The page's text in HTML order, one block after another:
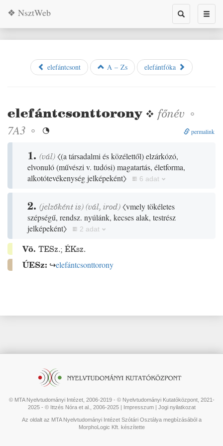
Toggle
search
❖ NsztWeb
elefántcsont A – Zs elefántfóka
elefántcsonttorony❖ főnév ◦
7A3 ◦  permalink
1. (vál)〈(a társadalmi és közélettől)elzárkózó,
elvonuló(művészi v. tudósi)magatartás, életforma,
alkotótevékenység jelképeként〉
6 adat
2. (jelzőként is)(vál, irod)〈vmely tökéletes
szépségű, rendsz. nyúlánk, kecses alak, testrész
jelképeként〉
2 adat
Vö. TESz.; ÉKsz.
ÚESz: ↪elefántcsonttorony
© MTA Nyelvtudományi Intézet, 2006-2019 - © Nyelvtudományi Kutatóközpont, 2021-
2025 - © Ittzés Nóra et al., 2006-2025 | Impresszum| Jogi nyilatkozat
Az oldalt az MTA Nyelvtudományi Intézet Szótári Osztálya megbízásából a
MorphoLogic Kft. készítette